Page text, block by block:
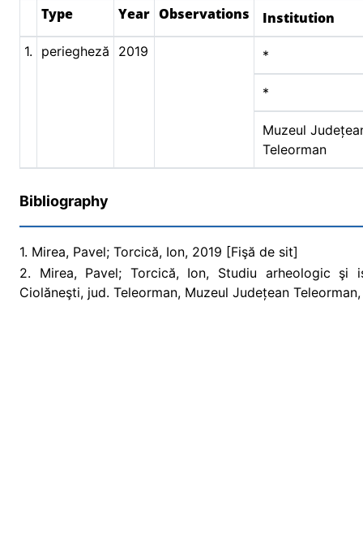
Type Year Observations Institution
1. periegheză 2019 *
*
Muzeul
Teleorman
Bibliography
1. Mirea, Pavel; Torcică, Ion, 2019 [Fişă de sit]
2. Mirea, Pavel; Torcică, Ion, Studiu arheologic şi
Ciolăneşti, jud. Teleorman, Muzeul Județean